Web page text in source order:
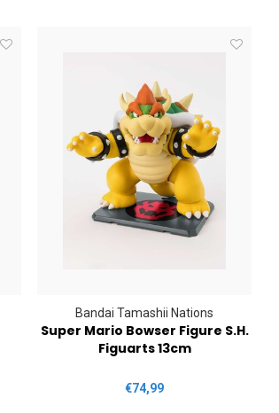
Bandai Tamashii Nations
Super Mario Bowser Figure S.H.
Figuarts 13cm
€74,99